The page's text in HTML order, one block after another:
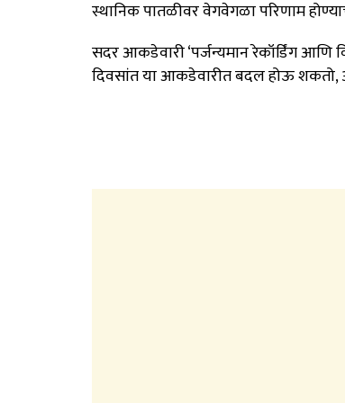
स्थानिक पातळीवर वेगवेगळा परिणाम
सदर आकडेवारी ‘पर्जन्यमान रेकॉर्डिंग आणि
दिवसांत या आकडेवारीत बदल होऊ